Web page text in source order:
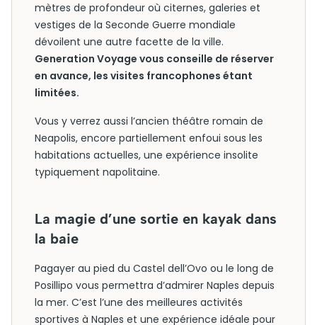
mètres de profondeur où citernes, galeries et
vestiges de la Seconde Guerre mondiale
dévoilent une autre facette de la ville.
Generation Voyage vous conseille de réserver
en avance, les visites francophones étant
limitées.
Vous y verrez aussi l’ancien théâtre romain de
Neapolis, encore partiellement enfoui sous les
habitations actuelles, une expérience insolite
typiquement napolitaine.
La magie d’une sortie en kayak dans
la baie
Pagayer au pied du Castel dell’Ovo ou le long de
Posillipo vous permettra d’admirer Naples depuis
la mer. C’est l’une des meilleures activités
sportives à Naples et une expérience idéale pour